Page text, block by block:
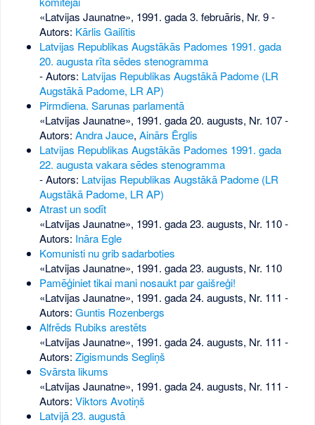
«Latvijas Jaunatne», 1991. gada 3. februāris, Nr. 9-
Autors: Kārlis Gailītis
Latvijas Republikas Augstākās Padomes 1991. gada
20. augusta rīta sēdes stenogramma
- Autors: Latvijas Republikas Augstākā Padome (LR
Augstākā Padome, LR AP)
Pirmdiena. Sarunas parlamentā
«Latvijas Jaunatne», 1991. gada 20. augusts, Nr. 107-
Autors: Andra Jauce, Ainārs Ērglis
Latvijas Republikas Augstākās Padomes 1991. gada
22. augusta vakara sēdes stenogramma
- Autors: Latvijas Republikas Augstākā Padome (LR
Augstākā Padome, LR AP)
Atrast un sodīt
«Latvijas Jaunatne», 1991. gada 23. augusts, Nr. 110-
Autors: Ināra Egle
Komunisti nu grib sadarboties
«Latvijas Jaunatne», 1991. gada 23. augusts, Nr. 110
Pamēģiniet tikai mani nosaukt par gaišreģi!
«Latvijas Jaunatne», 1991. gada 24. augusts, Nr. 111 -
Autors: Guntis Rozenbergs
Alfrēds Rubiks arestēts
«Latvijas Jaunatne», 1991. gada 24. augusts, Nr. 111 -
Autors: Zigismunds Segliņš
Svārsta likums
«Latvijas Jaunatne», 1991. gada 24. augusts, Nr. 111 -
Autors: Viktors Avotiņš
Latvijā 23. augustā